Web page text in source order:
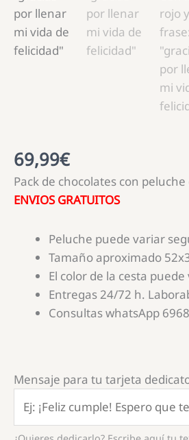
69,99€
Pack de chocolates con
ENVIOS GRATUITOS
Peluche puede variar
Tamaño aproximado
El color de la cesta puede
Entregas 24/72 h.
Consultas whatsApp
Mensaje para tu tarjeta